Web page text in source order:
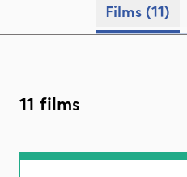
Films (11)
11 films